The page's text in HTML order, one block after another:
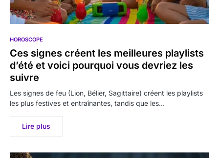
HOROSCOPE
Ces signes créent les meilleures playlists
d’été et voici pourquoi vous devriez les
suivre
Les signes de feu (Lion, Bélier, Sagittaire) créent les playlists
les plus festives et entraînantes, tandis que les…
Lire plus